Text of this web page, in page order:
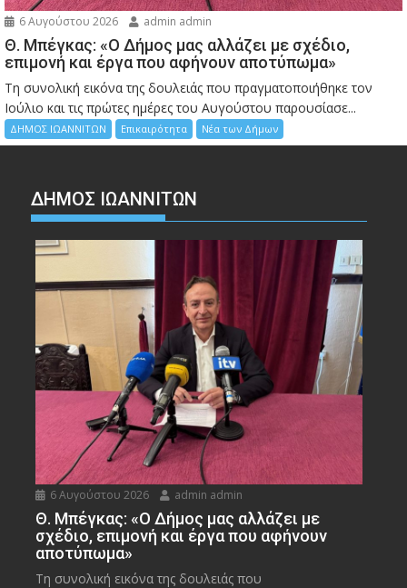
6 Αυγούστου 2026 admin admin
Θ. Μπέγκας: «Ο Δήμος μας αλλάζει με σχέδιο,
επιμονή και έργα που αφήνουν αποτύπωμα»
Τη συνολική εικόνα της δουλειάς που πραγματοποιήθηκε τον
Ιούλιο και τις πρώτες ημέρες του Αυγούστου παρουσίασε...
ΔΗΜΟΣ ΙΩΑΝΝΙΤΩΝ Επικαιρότητα Νέα των Δήμων
ΔΗΜΟΣ ΙΩΑΝΝΙΤΩΝ
6 Αυγούστου 2026 admin admin
Θ. Μπέγκας: «Ο Δήμος μας αλλάζει με
σχέδιο, επιμονή και έργα που αφήνουν
αποτύπωμα»
Τη συνολική εικόνα της δουλειάς που